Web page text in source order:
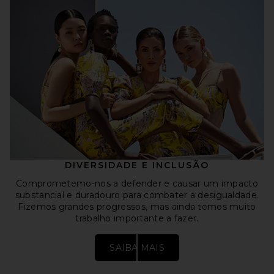
margens de lucro bruto a longo prazo.. Construímos um
portfólio de 29 marcas próprias, cada uma elaborada com
atributos únicos e preços semelhantes aos de marcas
premium de terceiros, apoiados por investimentos
dedicados em marketing.. Acreditamos que nossos
consumidores percebem estas como marcas
independentes altamente desejáveis, em vez de marcas
próprias ou marcas de casa. Em 2024, nossas marcas
próprias representaram cinco das nossas dez principais
marcas no segmento REVOLVE e contribuíram com
18,2% das vendas líquidas do segmento REVOLVE.
DIVERSIDADE E INCLUSÃO
Comprometemo-nos a defender e causar um impacto
substancial e duradouro para combater a desigualdade.
Fizemos grandes progressos, mas ainda temos muito
trabalho importante a fazer.
SAIBA MAISAbre em uma nova janela